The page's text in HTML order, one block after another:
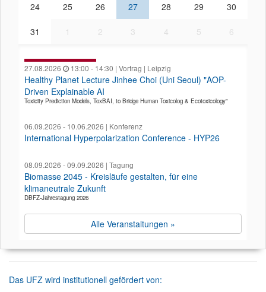
24 25 26 27 28 29 30
31 1 2 3 4 5 6
27.08.2026 13:00 - 14:30 | Vortrag | Leipzig
Healthy Planet Lecture Jinhee Choi (Uni Seoul) "AOP-
Driven Explainable AI
Toxicity Prediction Models, ToxBAI, to Bridge Human Toxicolog & Ecotoxicology"
06.09.2026 - 10.06.2026 | Konferenz
International Hyperpolarization Conference - HYP26
08.09.2026 - 09.09.2026 | Tagung
Biomasse 2045 - Kreisläufe gestalten, für eine
klimaneutrale Zukunft
DBFZ-Jahrestagung 2026
Alle Veranstaltungen »
Das UFZ wird institutionell gefördert von: